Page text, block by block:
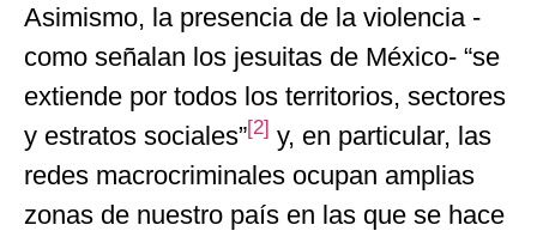
Asimismo, la presencia de la violencia -
como señalan los jesuitas de México- “se
extiende por todos los territorios, sectores
y estratos sociales”[2] y, en particular, las
redes macrocriminales ocupan amplias
zonas de nuestro país en las que se hace